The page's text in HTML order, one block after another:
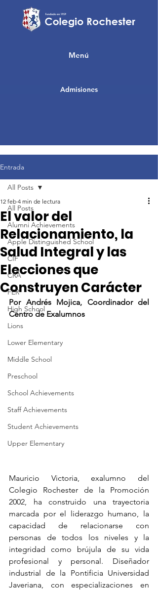
Admisiones
Menú
Entrada
All Posts
Alumni Achievements
Apple Distinguished School
CIF
CRA
FER
High School
Lions
Lower Elementary
Middle School
Preschool
School Achievements
Staff Achievements
Student Achievements
Upper Elementary
All Posts
El valor del
Relacionamiento, la
Salud Integral y las
Elecciones que
Construyen Carácter
12 feb 4 min de lectura
Por Andrés Mojica, Coordinador del
Centro de Exalumnos
Mauricio Victoria, exalumno del
Colegio Rochester de la Promoción
2002, ha construido una trayectoria
marcada por el liderazgo humano, la
capacidad de relacionarse con
personas de todos los niveles y la
integridad como brújula de su vida
profesional y personal. Diseñador
industrial de la Pontificia Universidad
Javeriana, con especializaciones en